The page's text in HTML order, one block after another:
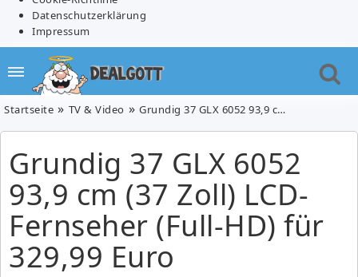
Datenschutzerklärung
Impressum
Startseite TV & Video Grundig 37 GLX 6052 93,9 cm (37 Zoll) LCD-Fernseher (Full-HD) für 329,99 Euro
Grundig 37 GLX 6052
93,9 cm (37 Zoll) LCD-
Fernseher (Full-HD) für
329,99 Euro